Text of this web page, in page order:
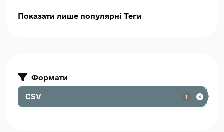
Показати лише популярні Теги
Формати
CSV 1